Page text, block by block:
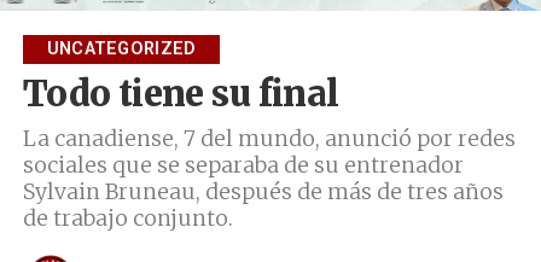
UNCATEGORIZED
Todo tiene su final
La canadiense, 7 del mundo, anunció por redes
sociales que se separaba de su entrenador
Sylvain Bruneau, después de más de tres años
de trabajo conjunto.